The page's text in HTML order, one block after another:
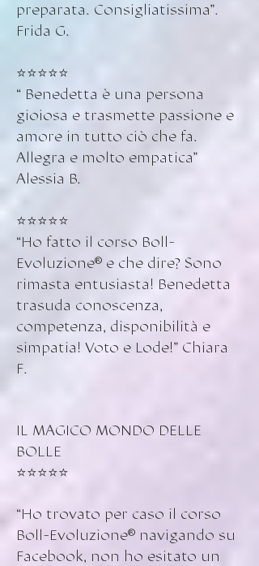
preparata. Consigliatissima”.
Frida G.
⭐️⭐️⭐️⭐️⭐️
“ Benedetta è una persona
gioiosa e trasmette passione e
amore in tutto ciò che fa.
Allegra e molto empatica”
Alessia B.
⭐️⭐️⭐️⭐️⭐️
“Ho fatto il corso Boll-
Evoluzione® e che dire? Sono
rimasta entusiasta! Benedetta
trasuda conoscenza,
competenza, disponibilità e
simpatia! Voto e Lode!” Chiara
F.
IL MAGICO MONDO DELLE
BOLLE
⭐️⭐️⭐️⭐️⭐️
“Ho trovato per caso il corso
Boll-Evoluzione® navigando su
Facebook, non ho esitato un